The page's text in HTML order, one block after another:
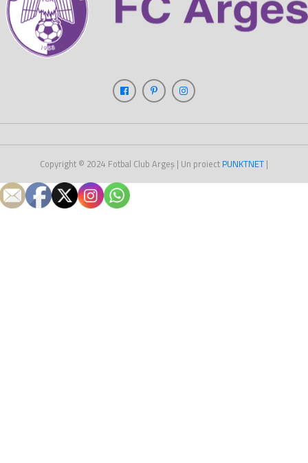
Copyright © 2024 Fotbal Club Argeș | Un proiect PUNKTNET |